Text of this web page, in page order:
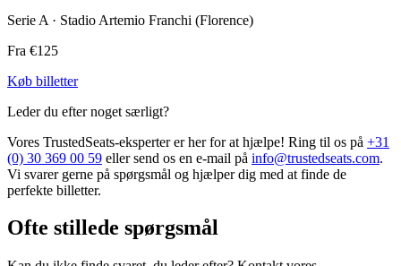
Serie A · Stadio Artemio Franchi (Florence)
Fra €125
Køb billetter
Leder du efter noget særligt?
Vores TrustedSeats-eksperter er her for at hjælpe! Ring til os på +31
(0) 30 369 00 59 eller send os en e-mail på info@trustedseats.com.
Vi svarer gerne på spørgsmål og hjælper dig med at finde de
perfekte billetter.
Ofte stillede spørgsmål